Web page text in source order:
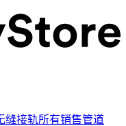
缝接轨所有销售管道